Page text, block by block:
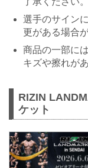
選手のサイン
更がある場合
商品の一部に
キズや擦れが
RIZIN
ケット